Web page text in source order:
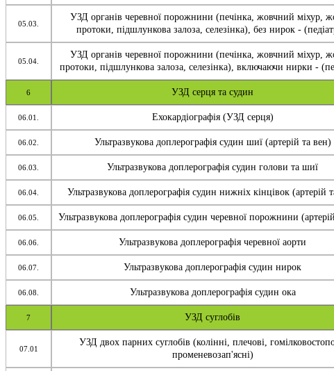
05.03.
УЗД органів черевної порожнини (печінка, жовчний міхур,
протоки, підшлункова залоза, селезінка), без нирок -
05.04.
УЗД органів черевної порожнини (печінка, жовчний міхур,
протоки, підшлункова залоза, селезінка), включаючи нирки -
6 УЗД серця та судин
06.01. Ехокардіографія (УЗД серця)
06.02. Ультразвукова доплерографія судин шиї (артерій та вен)
06.03. Ультразвукова доплерографія судин голови та шиї
06.04. Ультразвукова доплерографія судин нижніх кінцівок (артерій
06.05. Ультразвукова доплерографія судин черевної порожнини
06.06. Ультразвукова доплерографія черевної аорти
06.07. Ультразвукова доплерографія судин нирок
06.08. Ультразвукова доплерографія судин ока
7 УЗД суглобів
07.01
УЗД двох парних суглобів (колінні, плечові,
променевозап'ясні)